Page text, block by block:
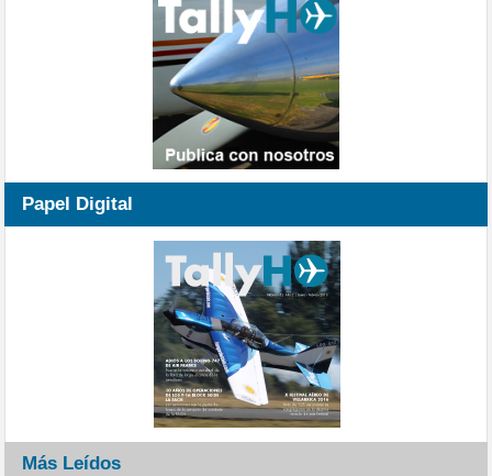
Papel Digital
Más Leídos